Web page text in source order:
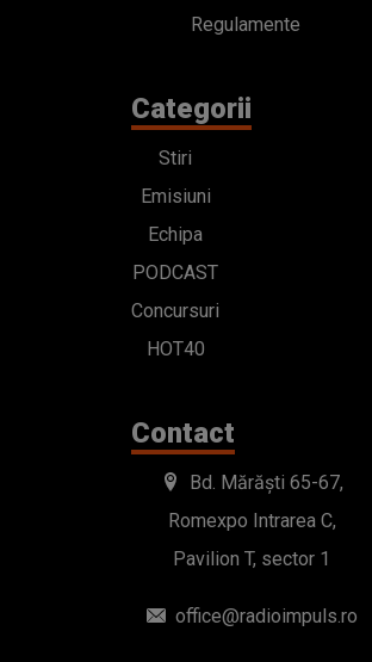
Regulamente
Categorii
Stiri
Emisiuni
Echipa
PODCAST
Concursuri
HOT40
Contact
Bd. Mărăști 65-67,
Romexpo Intrarea C,
Pavilion T, sector 1
office@radioimpuls.ro